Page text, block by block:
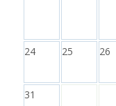
24 25 26
31